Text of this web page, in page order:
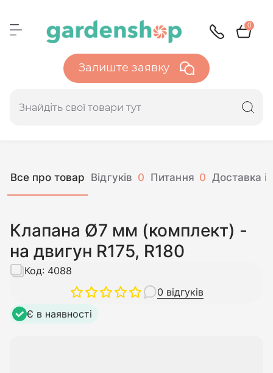
0
Залиште заявку
Все про товар Відгуків 0 Питання 0 Доставка і
Клапана Ø7 мм (комплект) -
на двигун R175, R180
0 відгуків
Код: 4088
Є в наявності